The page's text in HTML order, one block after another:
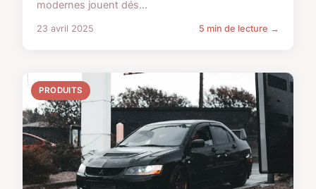
modernes jouent dés...
23 avril 2025 5 min de lecture →
PRODUITS